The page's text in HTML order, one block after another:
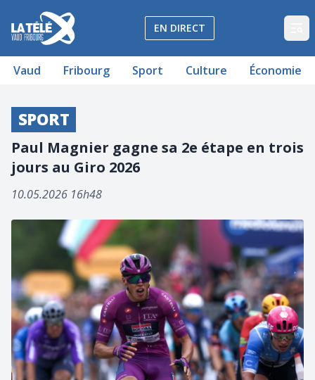
La Télé - Télévision régionale Vaud et Fribourg
EN DIRECT
Vaud Fribourg Sport Culture Économie
SPORT
Paul Magnier gagne sa 2e étape en trois
jours au Giro 2026
10.05.2026 16h48